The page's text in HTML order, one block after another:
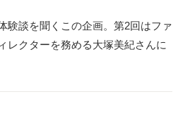
験談を聞くこの企画。第2回はファ
レクターを務める大塚美紀さんに